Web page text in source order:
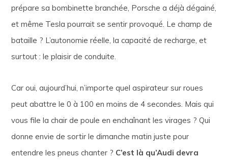
prépare sa bombinette branchée, Porsche a déjà dégainé,
et même Tesla pourrait se sentir provoqué. Le champ de
bataille ? L’autonomie réelle, la capacité de recharge, et
surtout : le plaisir de conduite.
Car oui, aujourd’hui, n’importe quel aspirateur sur roues
peut abattre le 0 à 100 en moins de 4 secondes. Mais qui
vous file la chair de poule en enchaînant les virages ? Qui
donne envie de sortir le dimanche matin juste pour
entendre les pneus chanter ? C’est là qu’Audi devra